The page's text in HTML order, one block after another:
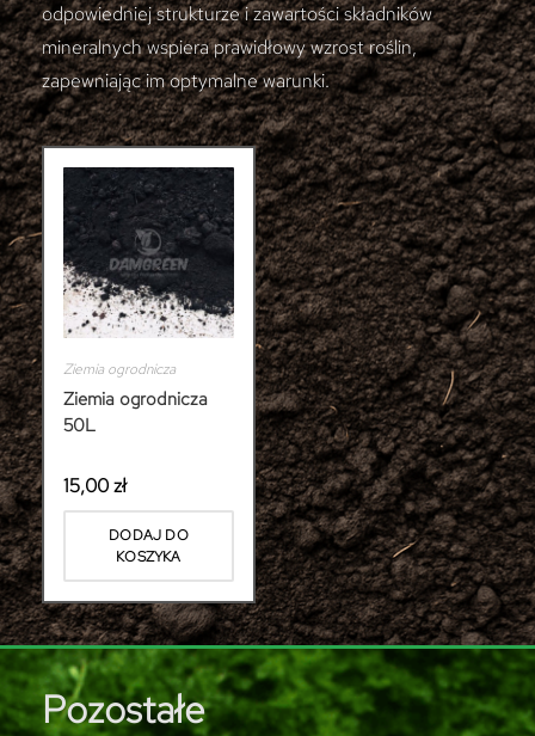
odpowiedniej strukturze i zawartości składników
mineralnych wspiera prawidłowy wzrost roślin,
zapewniając im optymalne warunki.
Ziemia ogrodnicza
Ziemia ogrodnicza
50L
15,00zł
DODAJ DO
KOSZYKA
Pozostałe